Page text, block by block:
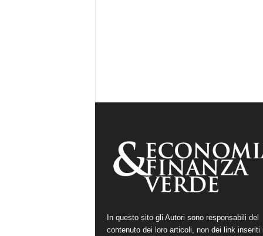
In questo sito gli Autori sono responsabili del
contenuto dei loro articoli, non dei link inseriti